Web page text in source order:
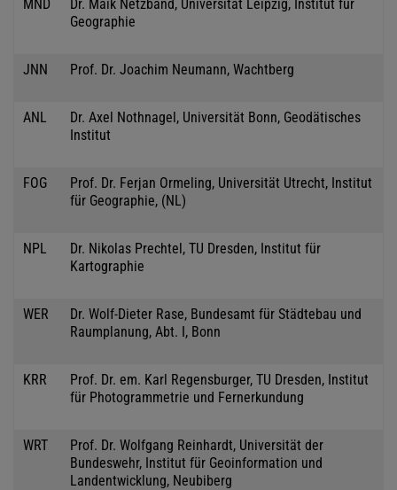
MND
Dr. Maik Netzband, Universität Leipzig, Institut für
Geographie
JNN Prof. Dr. Joachim Neumann, Wachtberg
ANL
Dr. Axel Nothnagel, Universität Bonn, Geodätisches
Institut
FOG
Prof. Dr. Ferjan Ormeling, Universität Utrecht, Institut
für Geographie, (NL)
NPL
Dr. Nikolas Prechtel, TU Dresden, Institut für
Kartographie
WER
Dr. Wolf-Dieter Rase, Bundesamt für Städtebau und
Raumplanung, Abt. I, Bonn
KRR
Prof. Dr. em. Karl Regensburger, TU Dresden, Institut
für Photogrammetrie und Fernerkundung
WRT
Prof. Dr. Wolfgang Reinhardt, Universität der
Bundeswehr, Institut für Geoinformation und
Landentwicklung, Neubiberg